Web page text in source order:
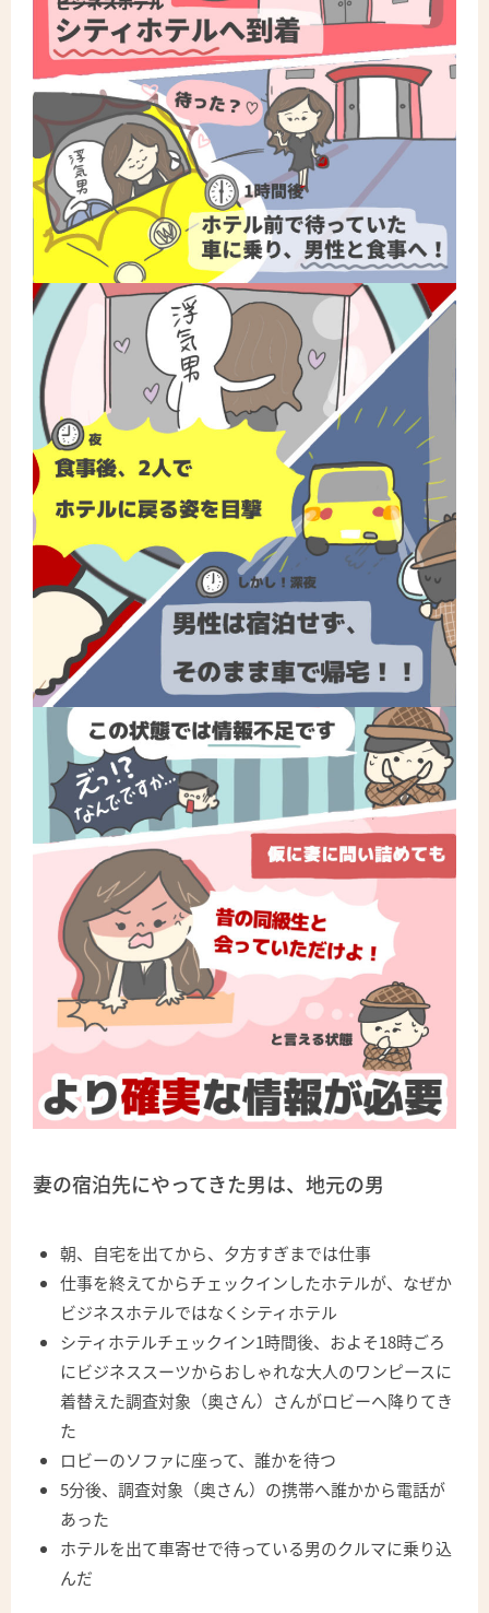
妻の宿泊先にやってきた男は、地元の男
朝、自宅を出てから、夕方すぎまでは仕事
仕事を終えてからチェックインしたホテルが、なぜか
ビジネスホテルではなくシティホテル
シティホテルチェックイン1時間後、およそ18時ごろ
にビジネススーツからおしゃれな大人のワンピースに
着替えた調査対象（奥さん）さんがロビーへ降りてき
た
ロビーのソファに座って、誰かを待つ
5分後、調査対象（奥さん）の携帯へ誰かから電話が
あった
ホテルを出て車寄せで待っている男のクルマに乗り込
んだ